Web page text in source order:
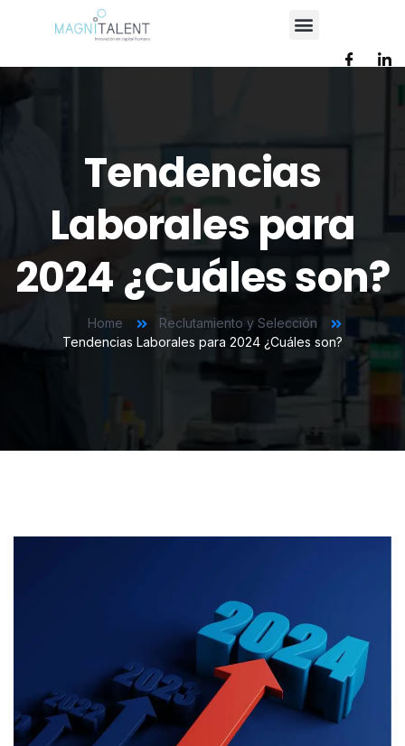
Tendencias
Laborales para
2024 ¿Cuáles son?
Home
Reclutamiento y Selección
Tendencias Laborales para 2024 ¿Cuáles son?